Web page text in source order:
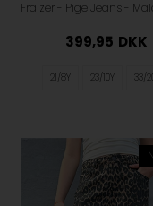
399,95 DKK
21/8Y 23/10Y 33/